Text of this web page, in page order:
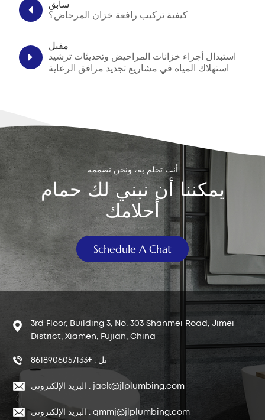
سابق
كيفية تركيب رافعة خزان المرحاض؟
مقبل
استبدال أجزاء خزانات المراحيض وتحديثات ترشيد
استهلاك المياه في مشاريع تجديد مرافق الرعاية
أنت تحلم به، ونحن نصممه
يمكننا أن نبني لك حمام
أحلامك
Schedule A Chat
3rd Floor, Building 3, No. 303 Shanmei Road, Jimei
District, Xiamen, Fujian, China
تل : +8618906057133
البريد الإلكتروني : jack@jlplumbing.com
البريد الإلكتروني : qmmj@jlplumbing.com